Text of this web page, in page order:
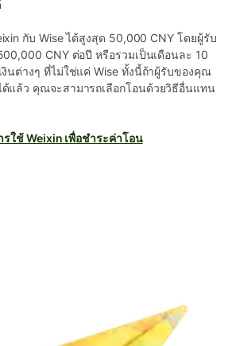
กับ Wise ได้สูงสุด 50,000 CNY โดยผู้รับ
CNY ต่อปี หรือรวมเป็นเดือนละ 10
งินต่างๆ ที่ไม่ใช่แค่ Wise ทั้งนี้ถ้าผู้รับของคุณ
ด้แล้ว คุณจะสามารถเลือกโอนด้วยวิธีอื่นแทน
รใช้ Weixin เพื่อชำระค่าโอน